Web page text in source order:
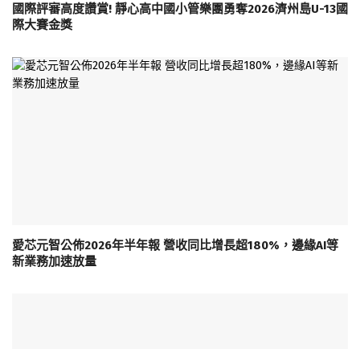
國際評審高度讚賞! 靜心高中國小管樂團勇奪2026濟州島U-13國
際大賽金獎
愛芯元智公佈2026年半年報 營收同比增長超180%，邊緣AI等
新業務加速放量